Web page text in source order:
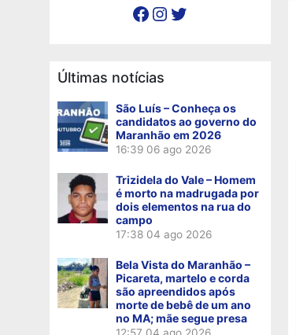
Facebook Instagram Twitter
Últimas notícias
São Luís – Conheça os
candidatos ao governo do
Maranhão em 2026
16:39 06 ago 2026
Trizidela do Vale – Homem
é morto na madrugada por
dois elementos na rua do
campo
17:38 04 ago 2026
Bela Vista do Maranhão –
Picareta, martelo e corda
são apreendidos após
morte de bebê de um ano
no MA; mãe segue presa
12:57 04 ago 2026